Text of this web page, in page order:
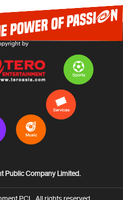
Public Company Limited.